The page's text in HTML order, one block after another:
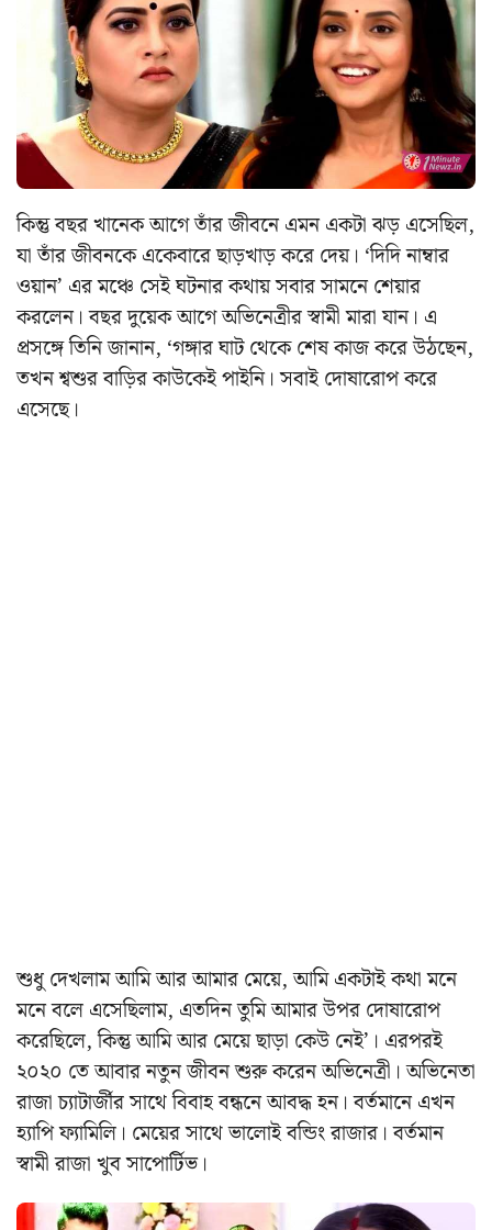
কিন্তু বছর খানেক আগে তাঁর জীবনে এমন একটা ঝড় এসেছিল,
যা তাঁর জীবনকে একেবারে ছাড়খাড় করে দেয়। ‘দিদি নাম্বার
ওয়ান’ এর মঞ্চে সেই ঘটনার কথায় সবার সামনে শেয়ার
করলেন। বছর দুয়েক আগে অভিনেত্রীর স্বামী মারা যান। এ
প্রসঙ্গে তিনি জানান, ‘গঙ্গার ঘাট থেকে শেষ কাজ করে উঠছেন,
তখন শ্বশুর বাড়ির কাউকেই পাইনি। সবাই দোষারোপ করে
এসেছে।
শুধু দেখলাম আমি আর আমার মেয়ে, আমি একটাই কথা মনে
মনে বলে এসেছিলাম, এতদিন তুমি আমার উপর দোষারোপ
করেছিলে, কিন্তু আমি আর মেয়ে ছাড়া কেউ নেই’। এরপরই
২০২০ তে আবার নতুন জীবন শুরু করেন অভিনেত্রী। অভিনেতা
রাজা চ্যাটার্জীর সাথে বিবাহ বন্ধনে আবদ্ধ হন। বর্তমানে এখন
হ্যাপি ফ্যামিলি। মেয়ের সাথে ভালোই বন্ডিং রাজার। বর্তমান
স্বামী রাজা খুব সাপোর্টিভ।